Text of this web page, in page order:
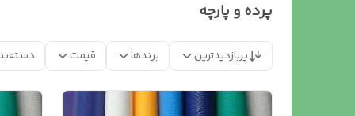
پرده و پارچه
پربازدیدترین برندها قیمت